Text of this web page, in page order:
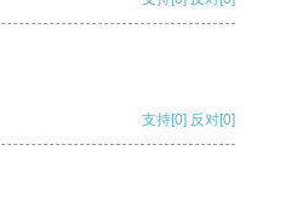
支持[0] 反对[0]